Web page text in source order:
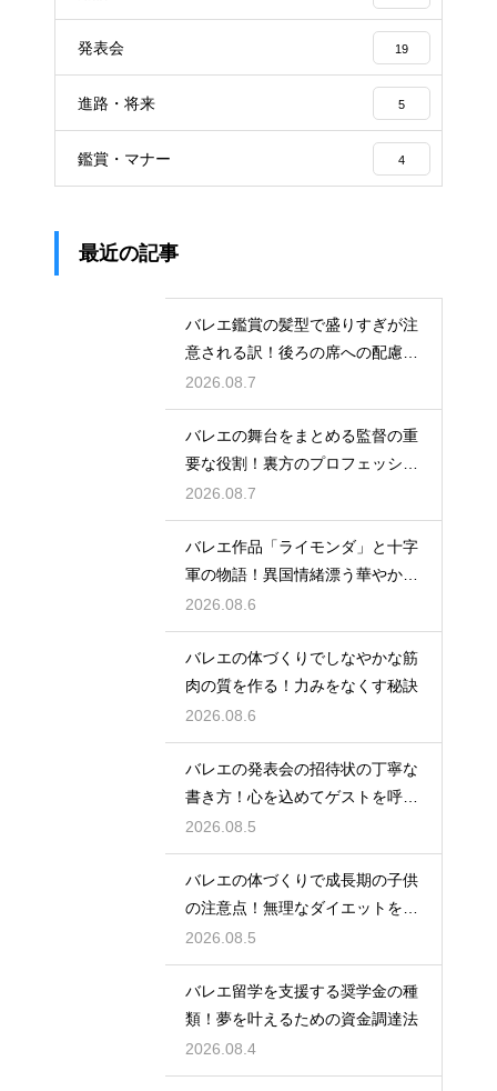
発表会 19
進路・将来 5
鑑賞・マナー 4
最近の記事
バレエ鑑賞の髪型で盛りすぎが注
意される訳！後ろの席への配慮と
は
2026.08.7
バレエの舞台をまとめる監督の重
要な役割！裏方のプロフェッショ
ナル
2026.08.7
バレエ作品「ライモンダ」と十字
軍の物語！異国情緒漂う華やかな
踊りを堪能
2026.08.6
バレエの体づくりでしなやかな筋
肉の質を作る！力みをなくす秘訣
2026.08.6
バレエの発表会の招待状の丁寧な
書き方！心を込めてゲストを呼ぶ
コツ
2026.08.5
バレエの体づくりで成長期の子供
の注意点！無理なダイエットを防
ぎ健康に
2026.08.5
バレエ留学を支援する奨学金の種
類！夢を叶えるための資金調達法
2026.08.4